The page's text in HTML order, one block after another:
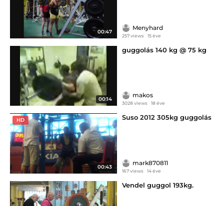
00:47
Menyhard
257 views 15 éve
00:14
guggolás 140 kg @ 75 kg
makos
3028 views 18 éve
HD
00:43
Suso 2012 305kg guggolás
mark870811
167 views 14 éve
Vendel guggol 193kg.